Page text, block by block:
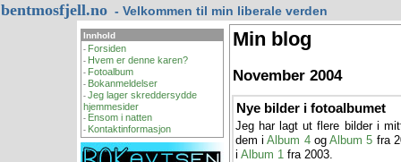
bentmosfjell.no - Velkommen til min liberale verden
Innhold
- Forsiden
- Hvem er denne karen?
- Fotoalbum
- Bokanmeldelser
-Jeg lager skreddersydde
hjemmesider
- Ensom i natten
- Kontaktinformasjon
Min blog
November 2004
Nye bilder i fotoalbumet
Jeg har lagt ut flere bilder i
dem iAlbum 4ogAlbum 5 fra
i Album 1 fra 2003.